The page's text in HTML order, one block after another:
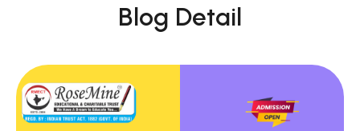
Blog Detail